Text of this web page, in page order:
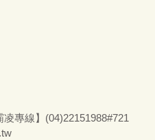
專線】(04)22151988#721